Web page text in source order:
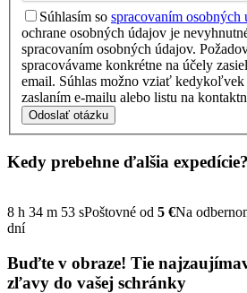
Súhlasím so spracovaním osobných
ochrane osobných údajov je
spracovaním osobných údajov.
spracovávame konkrétne na účely
email. Súhlas možno vziať kedykoľvek
zaslaním e-mailu alebo listu na
Odoslať otázku
Kedy prebehne ďalšia expedície?
8 h 34 m 52 sPoštovné od 5 €Na
dní
Buďte v obraze! Tie
zľavy do vašej schránky